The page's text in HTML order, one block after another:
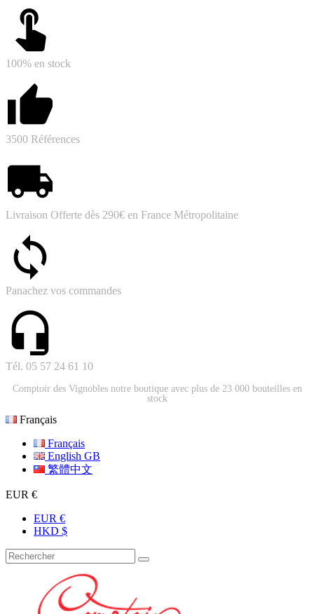
100% en stock
3500 Références
Livraison Offerte dès 290€ en France Métropolitaine
Panachez vos commandes
Tél. 05 57 24 61 10
Comptoir des Vignobles notre boutique avec plus de 23 000 bouteilles en
stock
Français
Français
English GB
繁體中文
EUR €
EUR €
HKD $